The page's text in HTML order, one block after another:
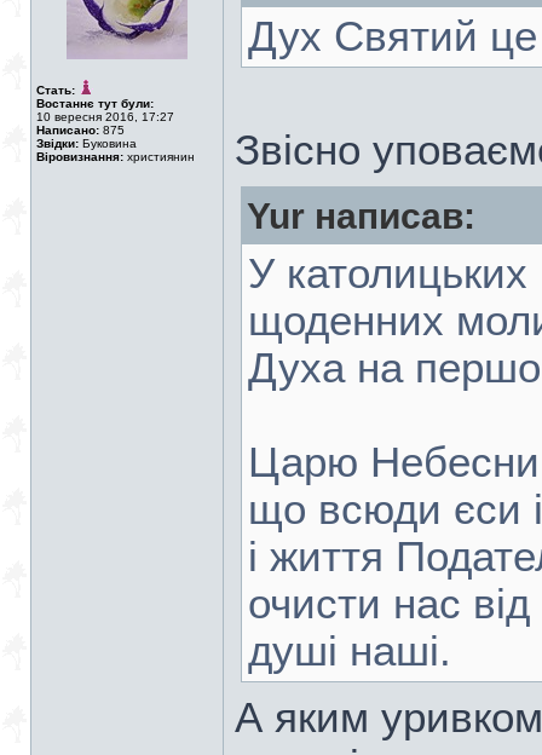
Стать:
Востаннє тут були:
10 вересня 2016, 17:27
Написано: 875
Звідки: Буковина
Віровизнання: християнин
Дух Святий
Звісно
Yur написав:
У
щоденних
Духа на
Царю
що всюди єси
і життя
очисти нас
душі наші.
А яким